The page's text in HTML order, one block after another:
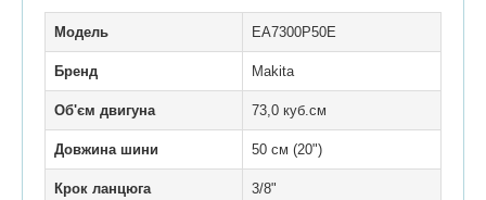
Модель EA7300P50E
Бренд Makita
Об'єм двигуна 73,0 куб.см
Довжина шини 50 см (20")
Крок ланцюга 3/8"